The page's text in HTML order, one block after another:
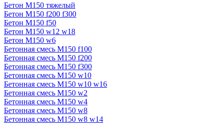
Бетон М150 тяжелый
Бетон М150 f200 f300
Бетон М150 f50
Бетон М150 w12 w18
Бетон М150 w6
Бетонная смесь М150 f100
Бетонная смесь М150 f200
Бетонная смесь М150 f300
Бетонная смесь М150 w10
Бетонная смесь М150 w10 w16
Бетонная смесь М150 w2
Бетонная смесь М150 w4
Бетонная смесь М150 w8
Бетонная смесь М150 w8 w14